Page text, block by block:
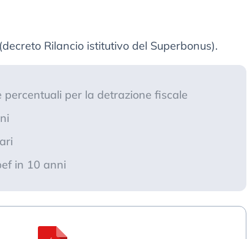
(decreto Rilancio istitutivo del Superbonus).
percentuali per la detrazione fiscale
in 10 anni